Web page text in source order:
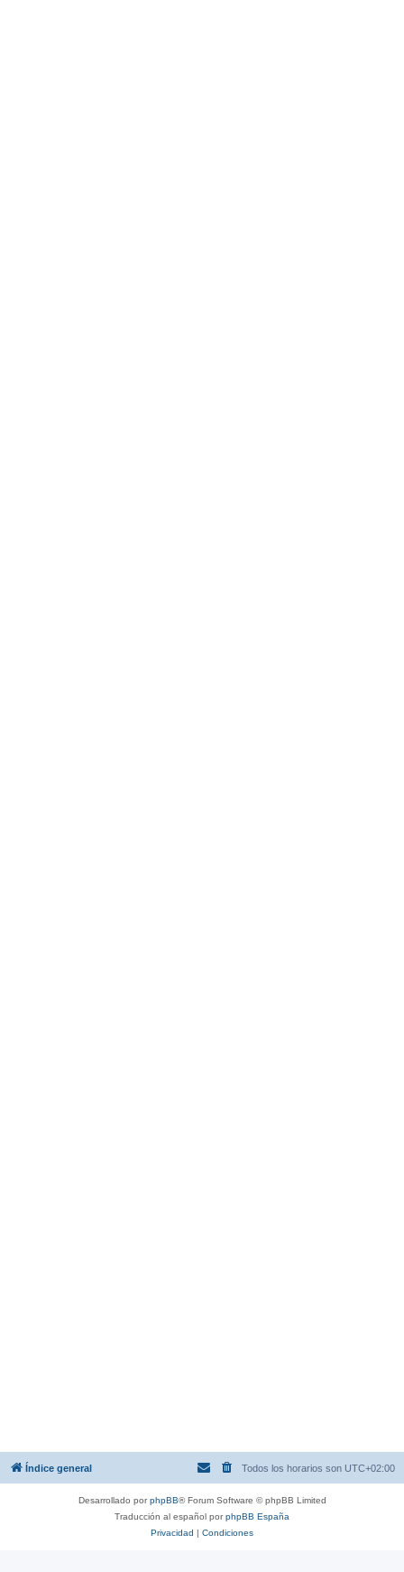
Índice general Todos los horarios son UTC+02:00
Desarrollado porphpBB® Forum Software © phpBB Limited
Traducción al español porphpBB España
Privacidad | Condiciones